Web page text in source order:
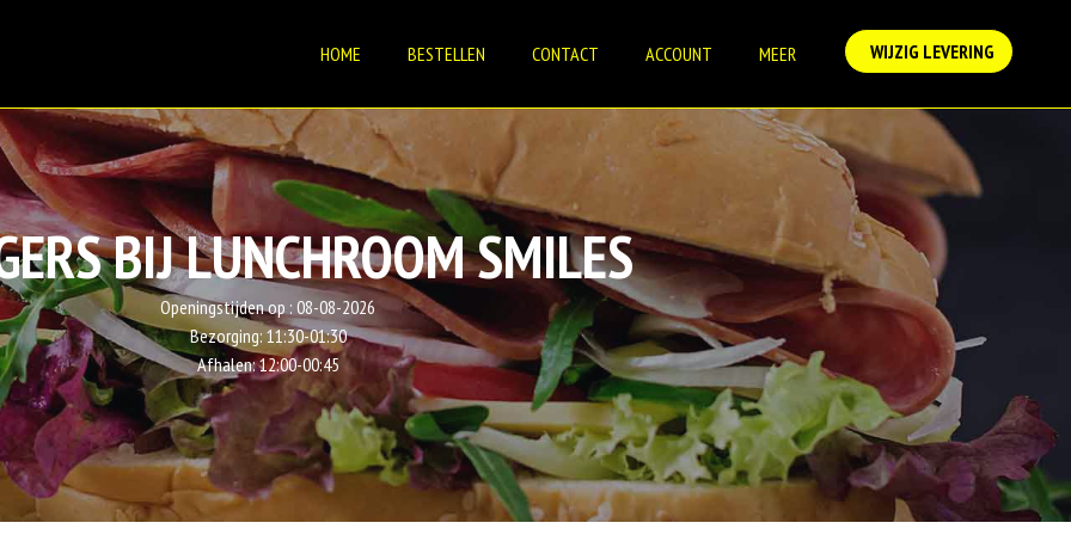
HOME BESTELLEN CONTACT ACCOUNT MEER WIJZIG LEVERING
BIJ LUNCHROOM SMILES
Openingstijden op : 08-08-2026
Bezorging: 11:30-01:30
Afhalen:12:00-00:45